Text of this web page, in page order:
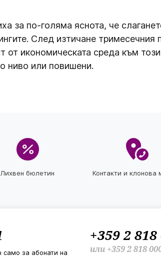
за по-голяма яснота, че
След изтичане тримесечния
от икономическата среда към
ниво или повишени.
Лихвен бюлетин Контакти и клонова
само за абонати на
+359 2
или +359 2 818